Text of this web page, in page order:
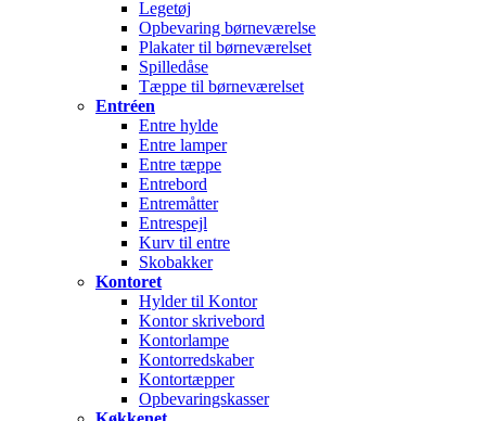
Legetøj
Opbevaring børneværelse
Plakater til børneværelset
Spilledåse
Tæppe til børneværelset
Entréen
Entre hylde
Entre lamper
Entre tæppe
Entrebord
Entremåtter
Entrespejl
Kurv til entre
Skobakker
Kontoret
Hylder til Kontor
Kontor skrivebord
Kontorlampe
Kontorredskaber
Kontortæpper
Opbevaringskasser